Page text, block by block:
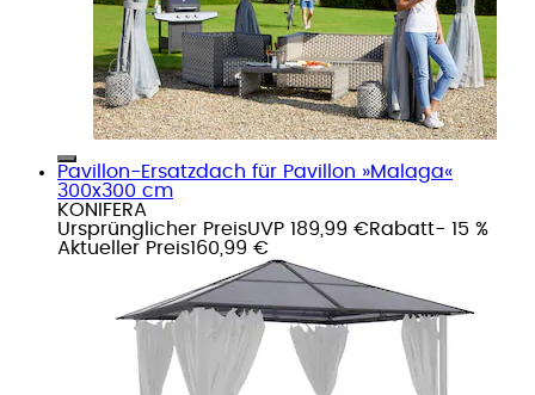
Pavillon-Ersatzdach für Pavillon »Malaga«
300x300 cm
KONIFERA
Ursprünglicher PreisUVP 189,99 €Rabatt- 15 %
Aktueller Preis160,99 €